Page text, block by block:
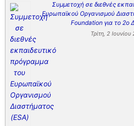
Συμμετοχή σε διεθνές
Ευρωπαϊκού Οργανισμού
Foundation για το
Τρίτη, 2